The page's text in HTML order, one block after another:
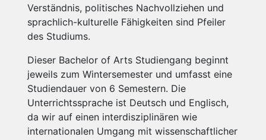
Verständnis, politisches Nachvollziehen und
sprachlich-kulturelle Fähigkeiten sind Pfeiler
des Studiums.
Dieser Bachelor of Arts Studiengang beginnt
jeweils zum Wintersemester und umfasst eine
Studiendauer von 6 Semestern. Die
Unterrichtssprache ist Deutsch und Englisch,
da wir auf einen interdisziplinären wie
internationalen Umgang mit wissenschaftlicher